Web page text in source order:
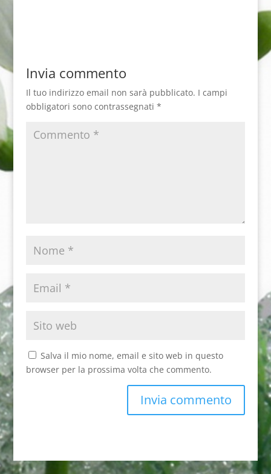
Invia commento
Il tuo indirizzo email non sarà pubblicato. I campi
obbligatori sono contrassegnati *
Salva il mio nome, email e sito web in questo
browser per la prossima volta che commento.